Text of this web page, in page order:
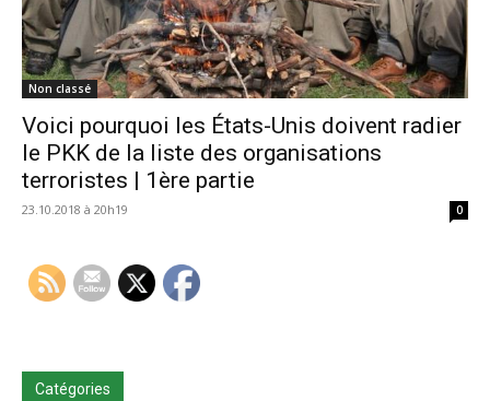
Non classé
Voici pourquoi les États-Unis doivent radier
le PKK de la liste des organisations
terroristes | 1ère partie
23.10.2018 à 20h19 0
Catégories